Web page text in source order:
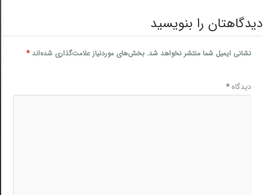
را بنویسید
نشانی ایمیل شما منتشر نخواهد شد. بخش‌های موردنیاز علامت‌گذاری شده‌اند*
دیدگاه*